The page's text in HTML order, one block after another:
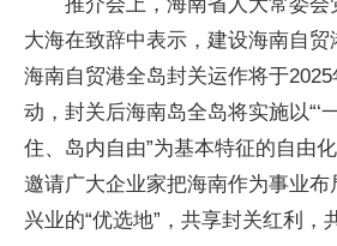
推介会上，海南省人大常委
大海在致辞中表示，建设海南自贸
海南自贸港全岛封关运作将于
动，封关后海南岛全岛将实施以“‘
住、岛内自由”为基本特征的自由
邀请广大企业家把海南作为事业布
兴业的“优选地”，共享封关红利，